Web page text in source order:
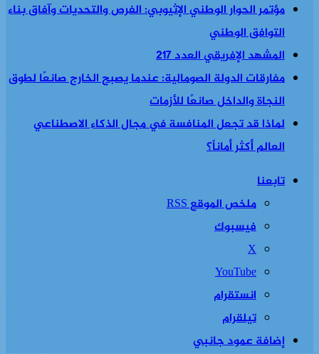
مؤتمر الحوار الوطني الإثيوبي: الفرص والتحديات وآفاق بناء
التوافق الوطني
المشهد الإفريقي العدد 217
مفارقات الدولة الصومالية: عندما يصبح الخارج صانعًا لطوق
النجاة والداخل صانعًا للأزمات
لماذا قد تجعل المنافسة في مجال الذكاء الاصطناعي
العالم أكثر أماناً؟
تابعنا
ملخص الموقع RSS
فيسبوك
‫X
‫YouTube
انستقرام
تيلقرام
إضافة عمود جانبي